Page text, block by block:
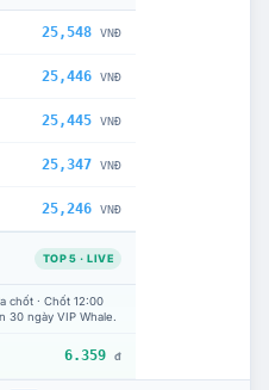
25,548 VNĐ
25,446 VNĐ
25,445 VNĐ
25,347 VNĐ
25,246 VNĐ
TOP 5 · LIVE
chốt · Chốt 12:00
30 ngày VIP Whale.
6.359 đ